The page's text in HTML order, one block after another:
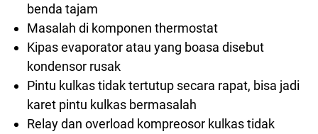
benda tajam
Masalah di komponen thermostat
Kipas evaporator atau yang boasa disebut
kondensor rusak
Pintu kulkas tidak tertutup secara rapat, bisa jadi
karet pintu kulkas bermasalah
Relay dan overload kompreosor kulkas tidak